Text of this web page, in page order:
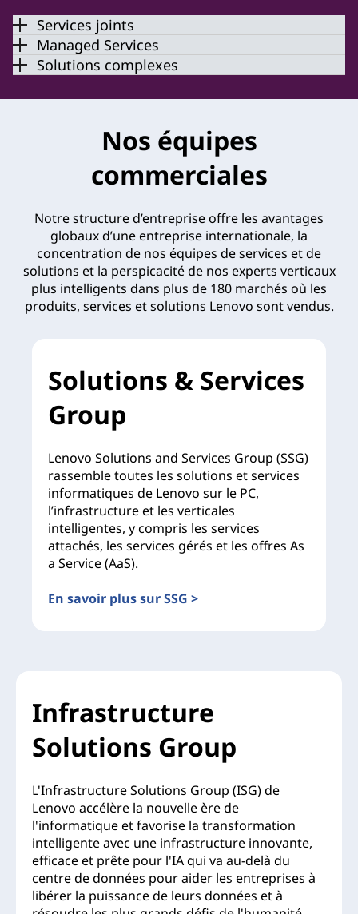
Services joints
Managed Services
Solutions complexes
Nos équipes
commerciales
Notre structure d’entreprise offre les avantages
globaux d’une entreprise internationale, la
concentration de nos équipes de services et de
solutions et la perspicacité de nos experts verticaux
plus intelligents dans plus de 180 marchés où les
produits, services et solutions Lenovo sont vendus.
Solutions & Services
Group
Lenovo Solutions and Services Group (SSG)
rassemble toutes les solutions et services
informatiques de Lenovo sur le PC,
l’infrastructure et les verticales
intelligentes, y compris les services
attachés, les services gérés et les offres As
a Service (AaS).
En savoir plus sur SSG >
Infrastructure
Solutions Group
L'Infrastructure Solutions Group (ISG) de
Lenovo accélère la nouvelle ère de
l'informatique et favorise la transformation
intelligente avec une infrastructure innovante,
efficace et prête pour l'IA qui va au-delà du
centre de données pour aider les entreprises à
libérer la puissance de leurs données et à